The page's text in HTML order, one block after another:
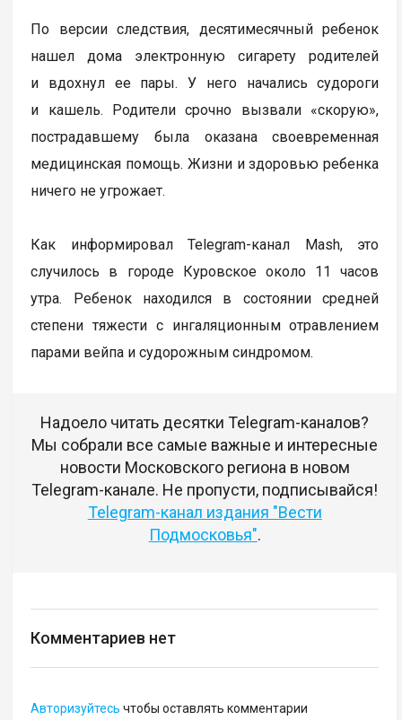
По версии следствия, десятимесячный ребенок
нашел дома электронную сигарету родителей
и вдохнул ее пары. У него начались судороги
и кашель. Родители срочно вызвали «скорую»,
пострадавшему была оказана своевременная
медицинская помощь. Жизни и здоровью ребенка
ничего не угрожает.
Как информировал Telegram-канал Mash, это
случилось в городе Куровское около 11 часов
утра. Ребенок находился в состоянии средней
степени тяжести с ингаляционным отравлением
парами вейпа и судорожным синдромом.
Надоело читать десятки Telegram-каналов?
Мы собрали все самые важные и интересные
новости Московского региона в новом
Telegram-канале. Не пропусти, подписывайся!
Telegram-канал издания "Вести
Подмосковья".
Комментариев нет
Авторизуйтесь чтобы оставлять комментарии